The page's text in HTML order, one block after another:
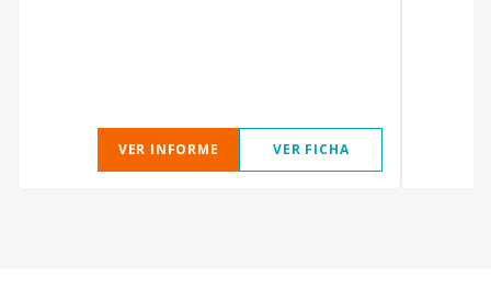
VER INFORME VER FICHA